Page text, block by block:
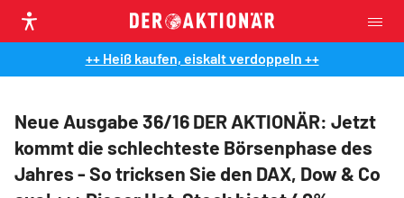
++ Heiß kaufen, eiskalt verdoppeln ++
Neue Ausgabe 36/16 DER AKTIONÄR: Jetzt
kommt die schlechteste Börsenphase des
Jahres - So tricksen Sie den DAX, Dow & Co